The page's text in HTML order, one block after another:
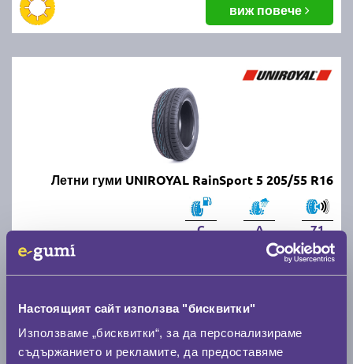
Настоящият сайт използва "бисквитки"
Използваме „бисквитки“, за да персонализираме
съдържанието и рекламите, да предоставяме
виж повече
Летни гуми UNIROYAL RainSport 5 205/55 R16
C A 71
Доставка от 1 до 2 дни
63.49 € / 124.18 лв.
виж повече